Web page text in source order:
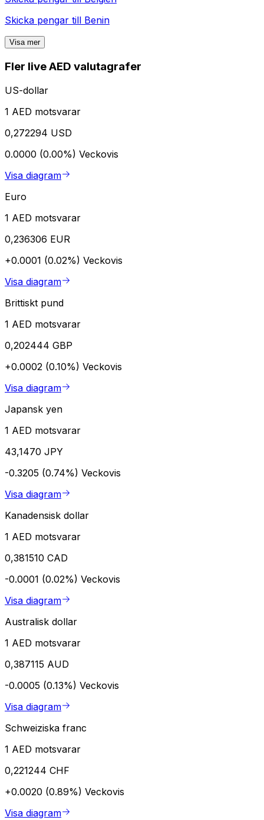
Skicka pengar till Benin
Visa mer
Fler live AED valutagrafer
US-dollar
1 AED motsvarar
0,272294 USD
0.0000 (0.00%) Veckovis
Visa diagram
Euro
1 AED motsvarar
0,236306 EUR
+0.0001 (0.02%) Veckovis
Visa diagram
Brittiskt pund
1 AED motsvarar
0,202444 GBP
+0.0002 (0.10%) Veckovis
Visa diagram
Japansk yen
1 AED motsvarar
43,1470 JPY
-0.3205 (0.74%) Veckovis
Visa diagram
Kanadensisk dollar
1 AED motsvarar
0,381510 CAD
-0.0001 (0.02%) Veckovis
Visa diagram
Australisk dollar
1 AED motsvarar
0,387115 AUD
-0.0005 (0.13%) Veckovis
Visa diagram
Schweiziska franc
1 AED motsvarar
0,221244 CHF
+0.0020 (0.89%) Veckovis
Visa diagram